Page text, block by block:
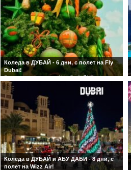
Коледа в ДУБАЙ - 6 дни, с полет на Fly
Dubai!
5 нощувки в хотел 4* в Дубай! Включен
в цената тур на Дубай и чекиран багаж!
Гарантирани места и дати на
заминаване!
Коледа в ДУБАЙ и АБУ ДАБИ - 8 дни, с
полет на Wizz Air!